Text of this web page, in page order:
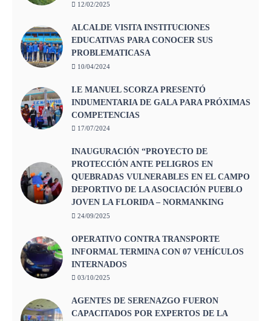
12/02/2025
ALCALDE VISITA INSTITUCIONES
EDUCATIVAS PARA CONOCER SUS
PROBLEMATICASA
10/04/2024
I.E MANUEL SCORZA PRESENTÓ
INDUMENTARIA DE GALA PARA PRÓXIMAS
COMPETENCIAS
17/07/2024
INAUGURACIÓN “PROYECTO DE
PROTECCIÓN ANTE PELIGROS EN
QUEBRADAS VULNERABLES EN EL CAMPO
DEPORTIVO DE LA ASOCIACIÓN PUEBLO
JOVEN LA FLORIDA – NORMANKING
24/09/2025
OPERATIVO CONTRA TRANSPORTE
INFORMAL TERMINA CON 07 VEHÍCULOS
INTERNADOS
03/10/2025
AGENTES DE SERENAZGO FUERON
CAPACITADOS POR EXPERTOS DE LA